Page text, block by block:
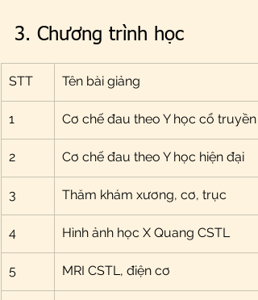
3. Chương trình học
STT Tên bài giảng
1 Cơ chế đau theo Y học cổ truyền
2 Cơ chế đau theo Y học hiện đại
3 Thăm khám xương, cơ, trục
4 Hình ảnh học X Quang CSTL
5 MRI CSTL, điện cơ